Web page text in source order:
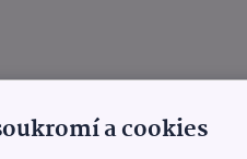
a cookies